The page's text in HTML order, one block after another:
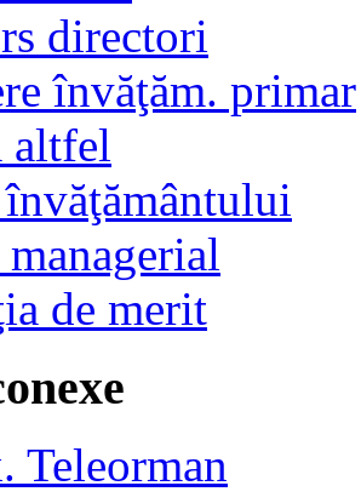
directori
învăţăm. primar
altfel
învăţământului
de merit
Teleorman